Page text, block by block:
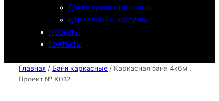
Доска сухая строганая
Деревянные настилы
Проекты
Контакты
Главная / Бани каркасные / Каркасная баня 4х6м .
Проект № К012